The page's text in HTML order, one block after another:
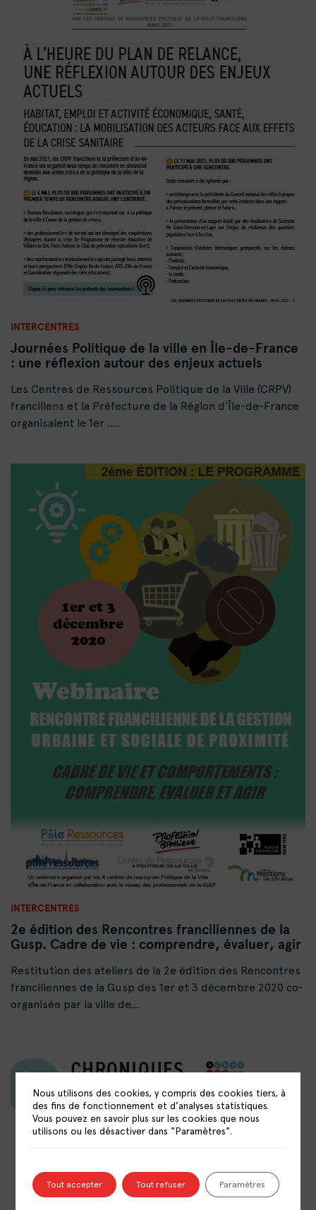
INTERCENTRES
Journées Politique de la ville en Île-de-France
: une réflexion autour des enjeux actuels
Les Centres de Ressources Politique de la Ville (CRPV)
franciliens et la Préfecture de la Région d’Île-de-France
organisaient le 1er .....
INTERCENTRES
2e édition des Rencontres franciliennes de la
Gusp. Cadre de vie : comprendre, évaluer, agir
Restitution des ateliers de la 2e édition des Rencontres
franciliennes de la Gusp des 1er et 3 décembre 2020 co-
organisée par la ville de...
Nous utilisons des cookies, y compris des cookies tiers, à
des fins de fonctionnement et d’analyses statistiques.
Vous pouvez en savoir plus sur les cookies que nous
utilisons ou les désactiver dans "Paramètres".
Tout accepter Tout refuser Paramètres